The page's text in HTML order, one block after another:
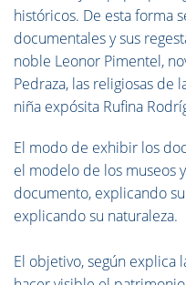
históricos. De esta forma
documentales y sus
noble Leonor Pimentel,
Pedraza, las religiosas de
niña expósita Rufina
El modo de exhibir los
el modelo de los museos
documento, explicando
explicando su naturaleza.
El objetivo, según explica